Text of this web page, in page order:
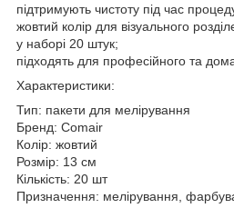
підтримують чистоту під час
жовтий колір для візуального
у наборі 20 штук;
підходять для професійного та
Характеристики:
Тип: пакети для мелірування
Бренд: Comair
Колір: жовтий
Розмір: 13 см
Кількість: 20 шт
Призначення: мелірування,